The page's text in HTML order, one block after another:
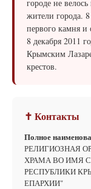
городе не
жители города. 8
первого камня и
8 декабря 2011
Крымским
крестов.
✝ Контакты
Полное
РЕЛИГИОЗНАЯ
ХРАМА ВО ИМЯ
РЕСПУБЛИКИ
ЕПАРХИИ"